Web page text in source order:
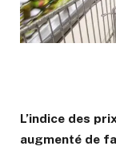
L’indice des
augmenté de